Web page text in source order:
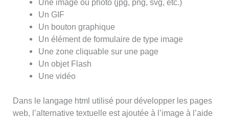
Une image ou photo (jpg, png, svg, etc.)
Un GIF
Un bouton graphique
Un élément de formulaire de type image
Une zone cliquable sur une page
Un objet Flash
Une vidéo
Dans le langage html utilisé pour développer les pages
web, l’alternative textuelle est ajoutée à l’image à l’aide